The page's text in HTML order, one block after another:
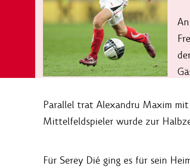
Parallel trat Alexandru Maxim
Mittelfeldspieler wurde zur
Für Serey Dié ging es für sein